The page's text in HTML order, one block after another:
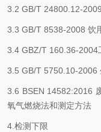
3.2 GB/T 24800.12-
3.3 GB/T 8538-2008 饮
3.4 GBZ/T 160.36-2004
3.5 GB/T 5750.10-2006
3.6 BSEN 14582:2016
氧气燃烧法和测定方法
4.检测下限